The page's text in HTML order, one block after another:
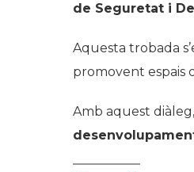
de Seguretat i
Aquesta trobada
promovent espais
Amb aquest